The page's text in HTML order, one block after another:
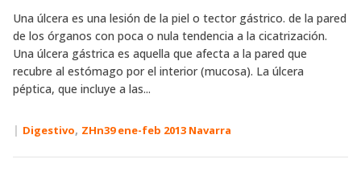
Una úlcera es una lesión de la piel o tector gástrico. de la pared
de los órganos con poca o nula tendencia a la cicatrización.
Una úlcera gástrica es aquella que afecta a la pared que
recubre al estómago por el interior (mucosa). La úlcera
péptica, que incluye a las...
| Digestivo, ZHn39 ene-feb 2013 Navarra